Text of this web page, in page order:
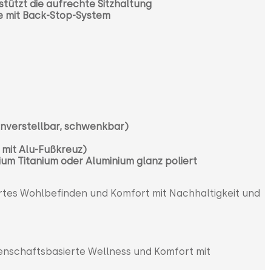
die aufrechte Sitzhaltung
mit Back-Stop-System
schwenkbar)
Alu-Fußkreuz)
Titanium oder Aluminium glanz poliert
Wohlbefinden und Komfort mit Nachhaltigkeit und
Wellness und Komfort mit